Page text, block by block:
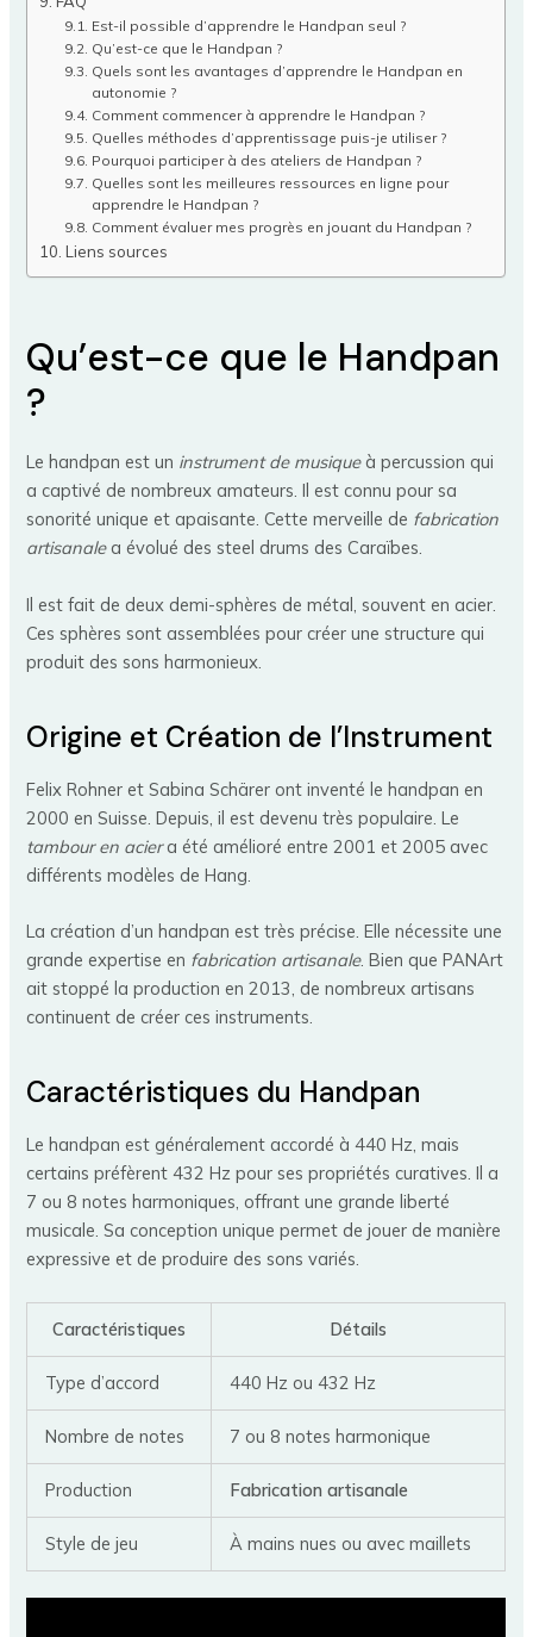
Est-il possible d’apprendre le Handpan seul ?
Qu’est-ce que le Handpan ?
Quels sont les avantages d’apprendre le Handpan en
autonomie ?
Comment commencer à apprendre le Handpan ?
Quelles méthodes d’apprentissage puis-je utiliser ?
Pourquoi participer à des ateliers de Handpan ?
Quelles sont les meilleures ressources en ligne pour
apprendre le Handpan ?
Comment évaluer mes progrès en jouant du Handpan ?
Liens sources
Qu’est-ce que le Handpan
?
Le handpan est un instrument de musiqueà percussion qui
a captivé de nombreux amateurs. Il est connu pour sa
sonorité unique et apaisante. Cette merveille de fabrication
artisanalea évolué des steel drums des Caraïbes.
Il est fait de deux demi-sphères de métal, souvent en acier.
Ces sphères sont assemblées pour créer une structure qui
produit des sons harmonieux.
Origine et Création de l’Instrument
Felix Rohner et Sabina Schärer ont inventé le handpan en
2000 en Suisse. Depuis, il est devenu très populaire. Le
tambour en aciera été amélioré entre 2001 et 2005 avec
différents modèles de Hang.
La création d’un handpan est très précise. Elle nécessite une
grande expertise en fabrication artisanale. Bien que PANArt
ait stoppé la production en 2013, de nombreux artisans
continuent de créer ces instruments.
Caractéristiques du Handpan
Le handpan est généralement accordé à 440 Hz, mais
certains préfèrent 432 Hz pour ses propriétés curatives. Il a
7 ou 8 notes harmoniques, offrant une grande liberté
musicale. Sa conception unique permet de jouer de manière
expressive et de produire des sons variés.
Caractéristiques Détails
Type d’accord 440 Hz ou 432 Hz
Nombre de notes 7 ou 8 notes harmonique
Production Fabrication artisanale
Style de jeu À mains nues ou avec maillets